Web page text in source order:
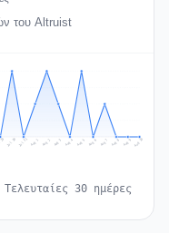
του Altruist
Jul 30 Jul 31 Aug 1 Aug 2 Aug 3 Aug 4 Aug 5 Aug 6 Aug 7 Aug 8 Aug 9 Aug 10
Τελευταίες 30 ημέρες